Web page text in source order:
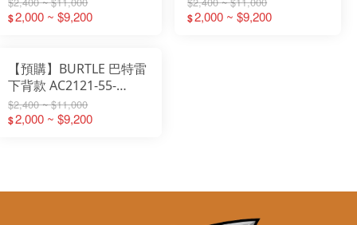
$2,000 ~ $9,200 $2,000 ~ $9,200
【預購】BURTLE 巴特雷
下背款 AC2121-55-
30V【55銀狐】
$2,400 ~ $11,000
$2,000 ~ $9,200